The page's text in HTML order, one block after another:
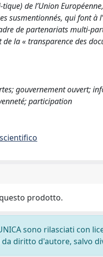
de l’Union
susmentionnés, qui font à
de partenariats multi-
la « transparence des
gouvernement ouvert;
participation
prodotto.
sono rilasciati con
diritto d'autore, salvo